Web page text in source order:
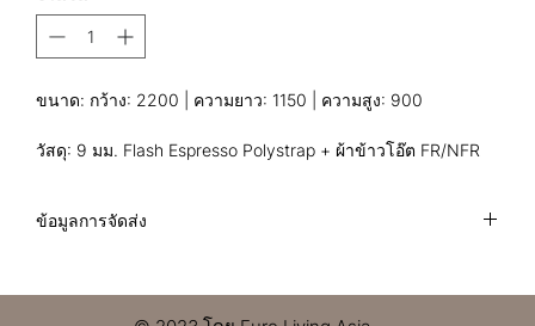
ขนาด: กว้าง: 2200 | ความยาว: 1150 | ความสูง: 900
วัสดุ: 9 มม. Flash Espresso Polystrap + ผ้าข้าวโอ๊ต FR/NFR
ข้อมูลการจัดส่ง
ให้ข้อมูลอย่างตรงไปตรงมาเกี่ยวกับนโยบายการจัดส่งของคุณ